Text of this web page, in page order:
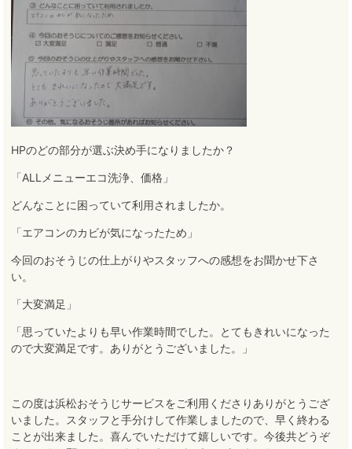
HPのどの部分が選ぶ決め手になりましたか？
「ALLメニューエコ洗浄、価格」
どんなことに困っていて利用されましたか。
「エアコンのカビが気になったため」
今回のおそうじの仕上がりやスタッフへの感想をお聞かせ下さ
い。
「大変満足」
「思っていたよりも早い作業時間でした。とてもきれいになった
ので大変満足です。ありがとうございました。」
この度は浜松おそうじサービスをご利用くださりありがとうござ
いました 。 スタッフと手分けして作業しましたので、早く終わる
ことが出来ました 。喜んでいただけて嬉しいです。今後共どうぞ